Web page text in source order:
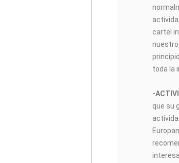
cartel
nuestro
toda la
-
que su